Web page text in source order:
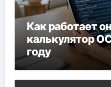
Как работает
калькулятор
году